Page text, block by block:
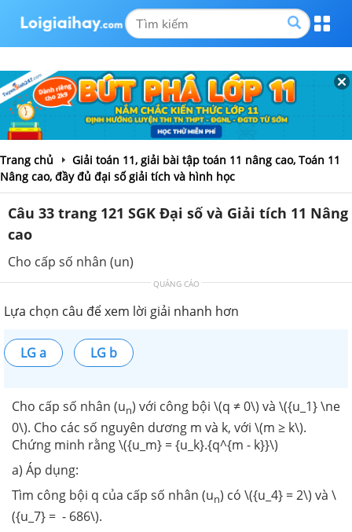
Trang chủ
Giải toán 11, giải bài tập toán 11 nâng cao, Toán 11
Nâng cao, đầy đủ đại số giải tích và hình học
Câu 33 trang 121 SGK Đại số và Giải tích 11 Nâng
cao
Cho cấp số nhân (un)
QUẢNG CÁO
Lựa chọn câu để xem lời giải nhanh hơn
LG a LG b
Cho cấp số nhân (un) với công bội \(q ≠ 0\) và \({u_1} \ne
0\). Cho các số nguyên dương m và k, với \(m ≥ k\).
Chứng minh rằng \({u_m} = {u_k}.{q^{m - k}}\)
a) Áp dụng:
Tìm công bội q của cấp số nhân (un) có \({u_4} = 2\) và \
({u_7} = - 686\).